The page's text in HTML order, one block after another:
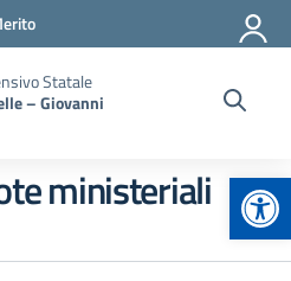
Statale
– Giovanni
ministeriali